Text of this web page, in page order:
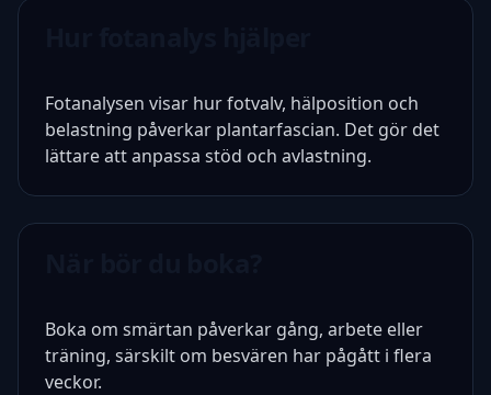
Fotanalysen visar hur fotvalv, hälposition och
belastning påverkar plantarfascian. Det gör det
lättare att anpassa stöd och avlastning.
Boka om smärtan påverkar gång, arbete eller
träning, särskilt om besvären har pågått i flera
veckor.